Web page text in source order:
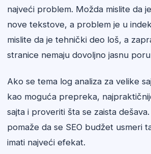
najveći problem. Možda mislite da
nove tekstove, a problem je u
mislite da je tehnički deo loš, a
stranice nemaju dovoljno jasnu
Ako se tema log analiza za velike
kao moguća prepreka,
sajta i proveriti šta se zaista
pomaže da se SEO budžet usmeri
imati najveći efekat.